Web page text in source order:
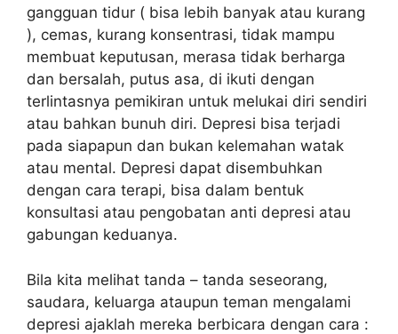
gangguan tidur ( bisa lebih banyak atau kurang
), cemas, kurang konsentrasi, tidak mampu
membuat keputusan, merasa tidak berharga
dan bersalah, putus asa, di ikuti dengan
terlintasnya pemikiran untuk melukai diri sendiri
atau bahkan bunuh diri. Depresi bisa terjadi
pada siapapun dan bukan kelemahan watak
atau mental. Depresi dapat disembuhkan
dengan cara terapi, bisa dalam bentuk
konsultasi atau pengobatan anti depresi atau
gabungan keduanya.
Bila kita melihat tanda – tanda seseorang,
saudara, keluarga ataupun teman mengalami
depresi ajaklah mereka berbicara dengan cara :